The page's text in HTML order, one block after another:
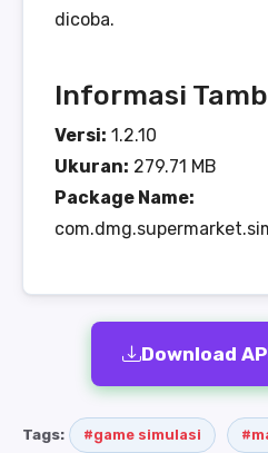
dicoba.
Informasi
Versi: 1.2.10
Ukuran: 279.71 MB
Package Name:
Download
Tags: #game simulasi